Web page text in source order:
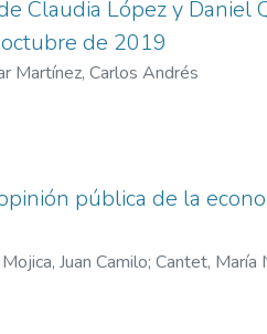
Claudia López y Daniel
de 2019
Martínez, Carlos Andrés
pública de la
Juan Camilo; Cantet, María